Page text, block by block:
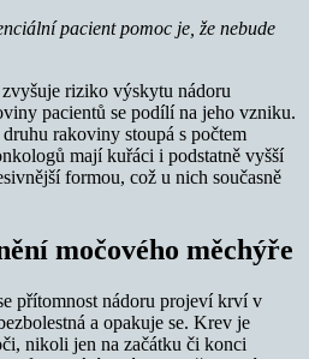
pacient pomoc je, že nebude
riziko výskytu nádoru
pacientů se podílí na jeho vzniku.
rakoviny stoupá s počtem
mají kuřáci i podstatně vyšší
formou, což u nich současně
močového měchýře
přítomnost nádoru projeví krví v
a opakuje se. Krev je
nikoli jen na začátku či konci